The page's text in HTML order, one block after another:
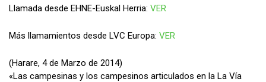
Llamada desde EHNE-Euskal Herria: VER
Más llamamientos desde LVC Europa: VER
(Harare, 4 de Marzo de 2014)
«Las campesinas y los campesinos articulados en la La Vía